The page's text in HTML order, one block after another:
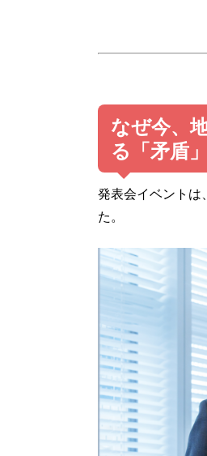
なぜ今、
る「矛盾」
発表会イベントは
た。